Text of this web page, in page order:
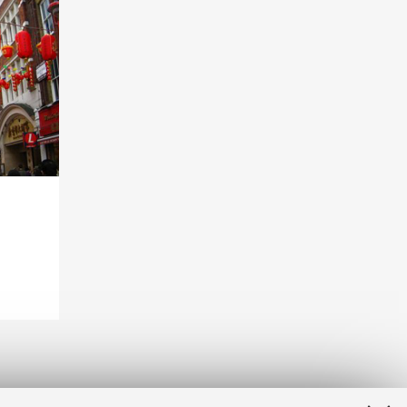
uno
di
la